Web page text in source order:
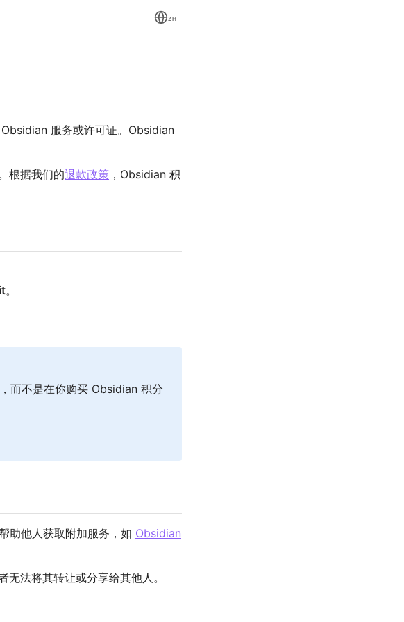
ZH
服务或许可证。Obsidian
根据我们的退款政策 ，Obsidian 积
。
而不是在你购买 Obsidian 积分
助他人获取附加服务，如 Obsidian
无法将其转让或分享给其他人。